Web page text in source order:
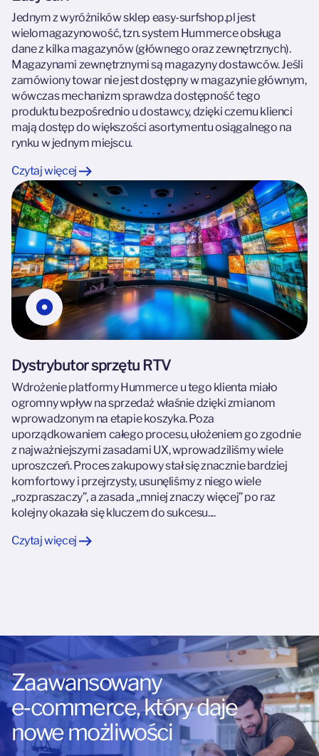
Jednym z wyróżników sklep easy-surfshop.pl jest
wielomagazynowość, tzn. system Hummerce obsługa
dane z kilka magazynów (głównego oraz zewnętrznych).
Magazynami zewnętrznymi są magazyny dostawców. Jeśli
zamówiony towar nie jest dostępny w magazynie głównym,
wówczas mechanizm sprawdza dostępność tego
produktu bezpośrednio u dostawcy, dzięki czemu klienci
mają dostęp do większości asortymentu osiągalnego na
rynku w jednym miejscu.
Czytaj więcej
Dystrybutor sprzętu RTV
Wdrożenie platformy Hummerce u tego klienta miało
ogromny wpływ na sprzedaż właśnie dzięki zmianom
wprowadzonym na etapie koszyka. Poza
uporządkowaniem całego procesu, ułożeniem go zgodnie
z najważniejszymi zasadami UX, wprowadziliśmy wiele
uproszczeń. Proces zakupowy stał się znacznie bardziej
komfortowy i przejrzysty, usunęliśmy z niego wiele
„rozpraszaczy”, a zasada „mniej znaczy więcej” po raz
kolejny okazała się kluczem do sukcesu....
Czytaj więcej
Zaawansowany
e‑commerce, który daje
nowe możliwości